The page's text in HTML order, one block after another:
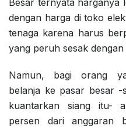
dengan harga di toko
tenaga karena harus
yang peruh sesak
Namun, bagi orang
belanja ke pasar besar
kuantarkan siang itu-
persen dari anggaran